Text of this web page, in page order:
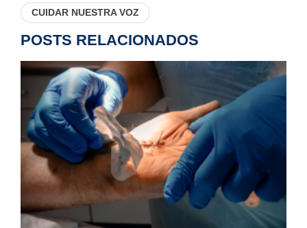
CUIDAR NUESTRA VOZ
POSTS RELACIONADOS